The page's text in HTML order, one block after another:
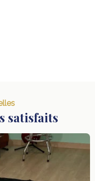
satisfaits